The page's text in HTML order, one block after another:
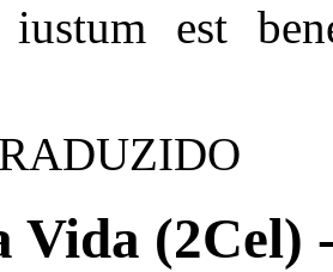
est
Vida (2Cel)